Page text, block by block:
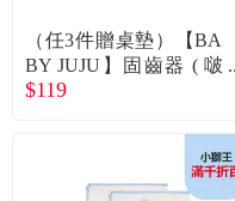
（任3件贈桌墊）【BA
BY JUJU】固齒器 ( 啵
提 )
$119